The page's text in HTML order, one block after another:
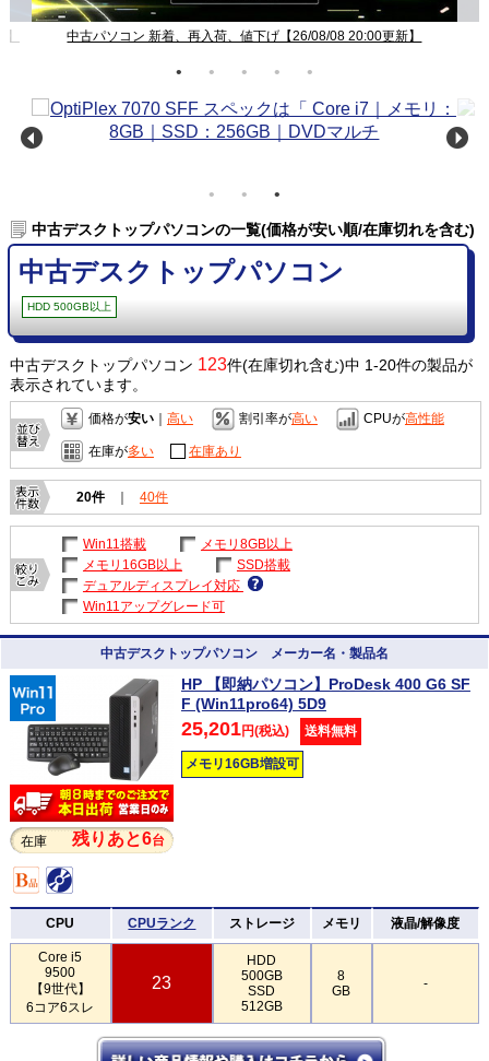
中古パソコン 新着、再入荷、値下げ【26/08/08 20:00更新】
中古デスクトップパソコンの一覧(価格が安い順/在庫切れを含む)
中古デスクトップパソコン
HDD 500GB以上
中古デスクトップパソコン 123件(在庫切れ含む)中 1-20件の製品が
表示されています。
価格が安い｜ 高い 割引率が高い CPUが高性能
在庫が多い 在庫あり
20件 ｜ 40件
Win11搭載
メモリ8GB以上
メモリ16GB以上
SSD搭載
デュアルディスプレイ対応
Win11アップグレード可
中古デスクトップパソコン メーカー名・製品名
在庫 残りあと6台
HP 【即納パソコン】ProDesk 400 G6 SF
F (Win11pro64) 5D9
25,201円(税込) 送料無料
メモリ16GB増設可
CPU CPUランク ストレージ メモリ 液晶/解像度
Core i5
9500
【9世代】
6コア6スレ
23
HDD
500GB
SSD
512GB
8
GB
-